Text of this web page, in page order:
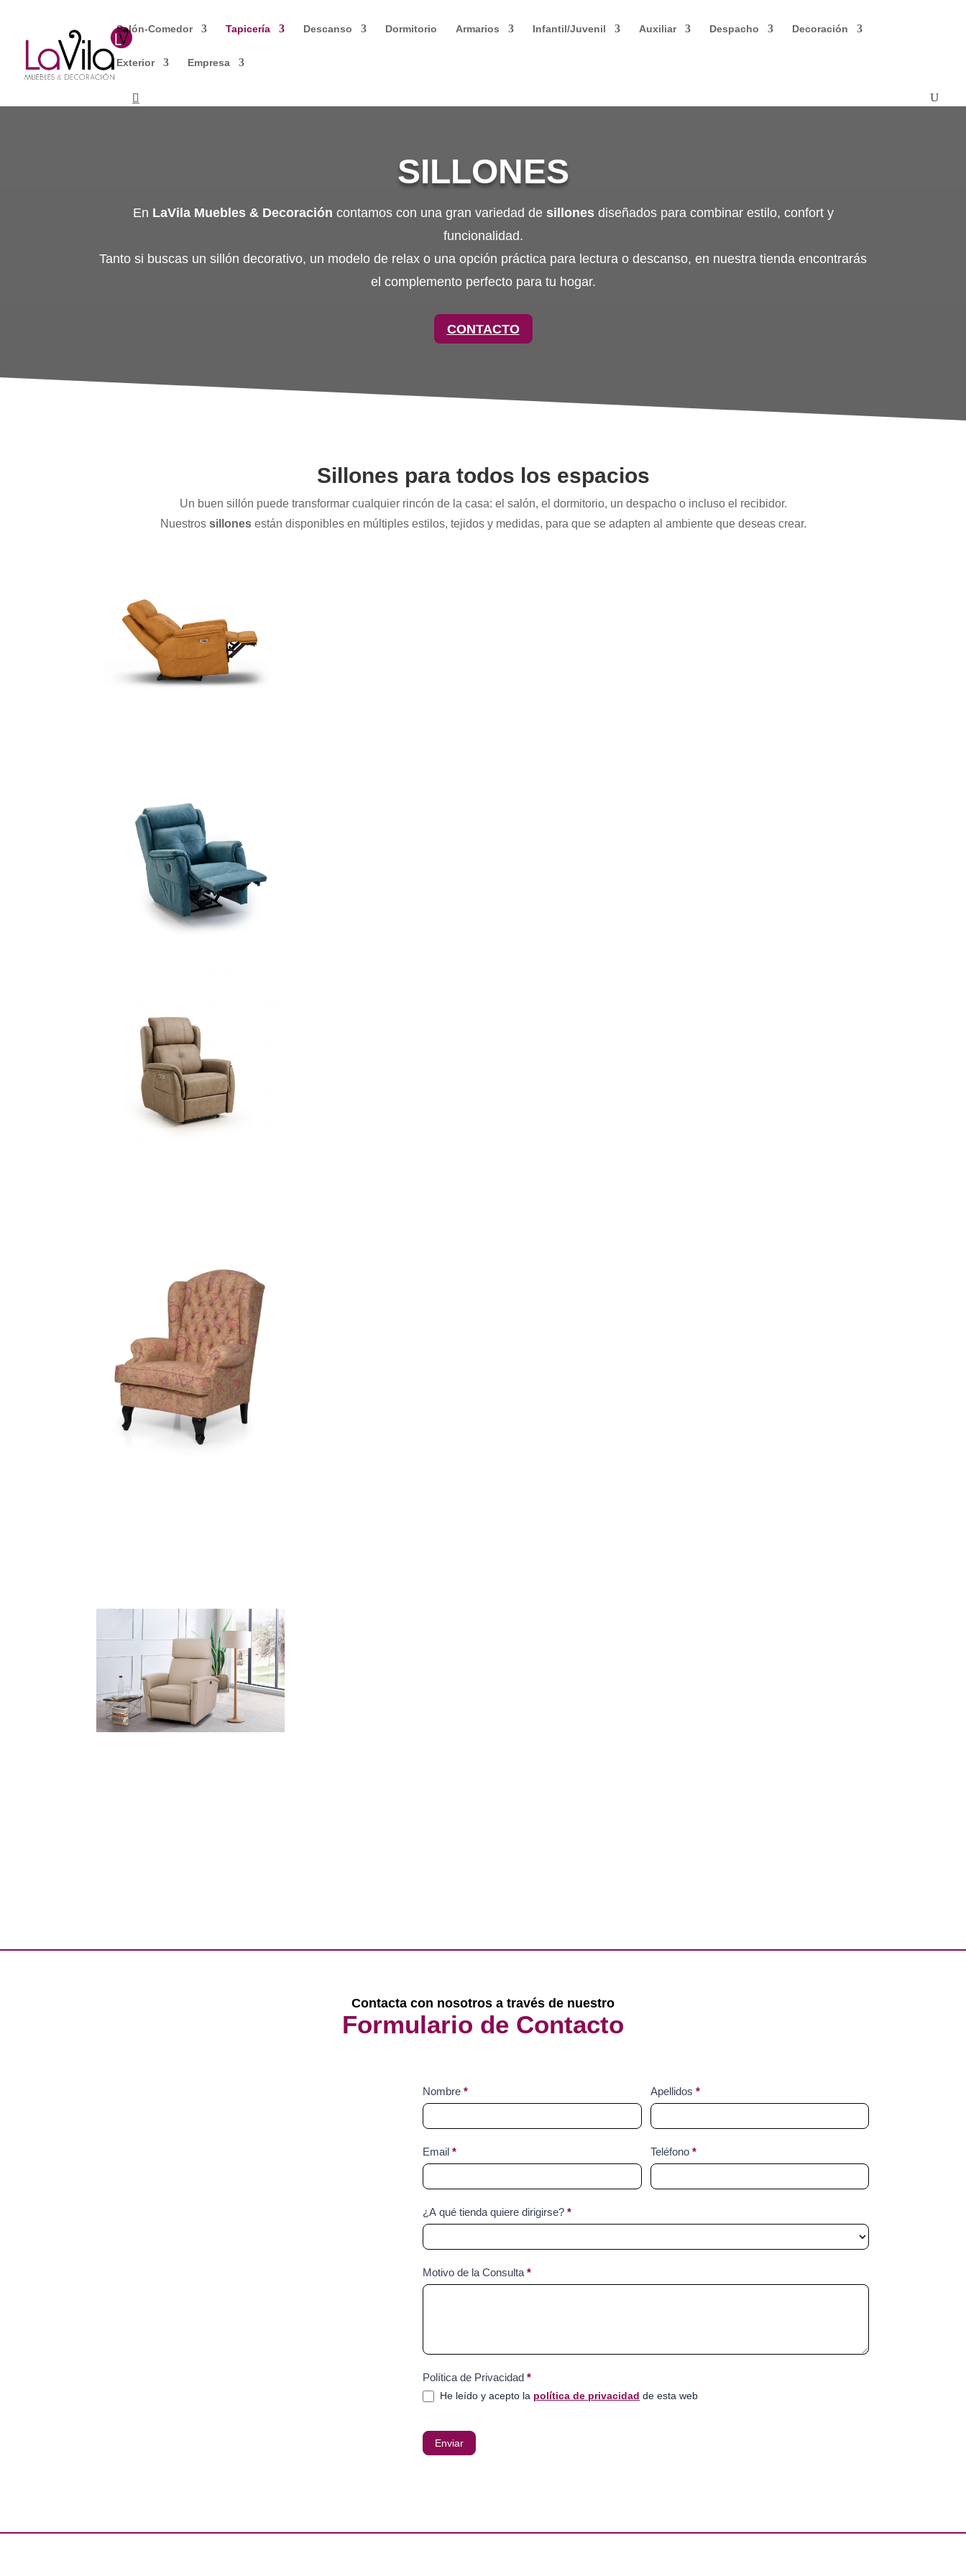
Salón-Comedor Tapicería Descanso Dormitorio Armarios Infantil/Juvenil Auxiliar Despacho Decoración
Exterior Empresa
SILLONES
En LaVila Muebles & Decoración contamos con una gran variedad de sillonesdiseñados para combinar estilo, confort y
funcionalidad.
Tanto si buscas un sillón decorativo, un modelo de relax o una opción práctica para lectura o descanso, en nuestra tienda encontrarás
el complemento perfecto para tu hogar.
CONTACTO
Sillones para todos los espacios
Un buen sillón puede transformar cualquier rincón de la casa: el salón, el dormitorio, un despacho o incluso el recibidor.
Nuestros sillonesestán disponibles en múltiples estilos, tejidos y medidas, para que se adapten al ambiente que deseas crear.
Contacta con nosotros a través de nuestro
Formulario de Contacto
Contact
Us
Nombre* Apellidos *
Email* Teléfono *
¿A qué tienda quiere dirigirse?*
Motivo de la Consulta*
Política de Privacidad*
He leído y acepto la política de privacidad de esta web
Enviar